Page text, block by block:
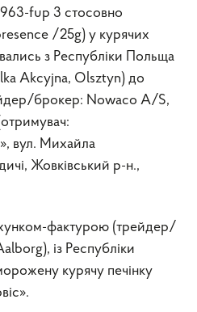
fup 3 стосовно
/25g) у курячих
з Республіки Польща
Akcyjna, Olsztyn) до
брокер: Nowaco A/S,
вул. Михайла
Жовківський р-н.,
фактурою (трейдер/
із Республіки
курячу печінку